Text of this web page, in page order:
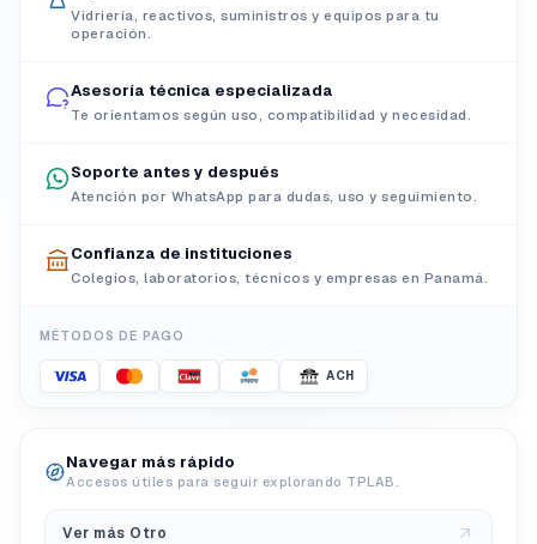
Vidriería, reactivos, suministros y equipos para tu
operación.
Asesoría técnica especializada
Te orientamos según uso, compatibilidad y necesidad.
Soporte antes y después
Atención por WhatsApp para dudas, uso y seguimiento.
Confianza de instituciones
Colegios, laboratorios, técnicos y empresas en Panamá.
MÉTODOS DE PAGO
ACH
Navegar más rápido
Accesos útiles para seguir explorando TPLAB.
Ver más Otro